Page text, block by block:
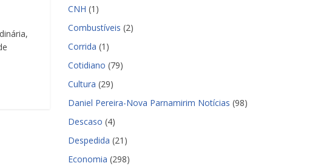
CNH (1)
Combustíveis (2)
Corrida (1)
Cotidiano (79)
Cultura (29)
Daniel Pereira-Nova Parnamirim Notícias (98)
Descaso (4)
Despedida (21)
Economia (298)